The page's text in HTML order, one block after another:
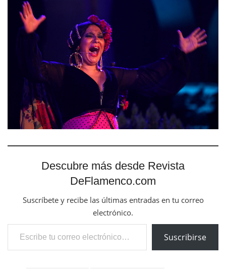
Descubre más desde Revista
DeFlamenco.com
Suscríbete y recibe las últimas entradas en tu correo
electrónico.
Escribe tu correo electrónico…
Suscribirse